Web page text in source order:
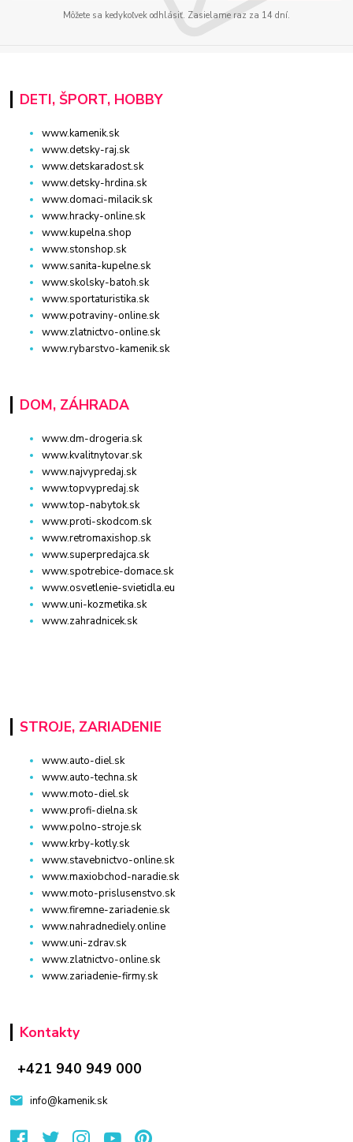
Môžete sa kedykoľvek odhlásiť. Zasielame raz za 14 dní.
DETI, ŠPORT, HOBBY
www.kamenik.sk
www.detsky-raj.sk
www.detskaradost.sk
www.detsky-hrdina.sk
www.domaci-milacik.sk
www.hracky-online.sk
www.kupelna.shop
www.stonshop.sk
www.sanita-kupelne.sk
www.skolsky-batoh.sk
www.sportaturistika.sk
www.potraviny-online.sk
www.zlatnictvo-online.sk
www.rybarstvo-kamenik.sk
DOM, ZÁHRADA
www.dm-drogeria.sk
www.kvalitnytovar.sk
www.najvypredaj.sk
www.topvypredaj.sk
www.top-nabytok.sk
www.proti-skodcom.sk
www.retromaxishop.sk
www.superpredajca.sk
www.spotrebice-domace.sk
www.osvetlenie-svietidla.eu
www.uni-kozmetika.sk
www.zahradnicek.sk
STROJE, ZARIADENIE
www.auto-diel.sk
www.auto-techna.sk
www.moto-diel.sk
www.profi-dielna.sk
www.polno-stroje.sk
www.krby-kotly.sk
www.stavebnictvo-online.sk
www.maxiobchod-naradie.sk
www.moto-prislusenstvo.sk
www.firemne-zariadenie.sk
www.nahradnediely.online
www.uni-zdrav.sk
www.zlatnictvo-online.sk
www.zariadenie-firmy.sk
Kontakty
+421 940 949 000
info@kamenik.sk